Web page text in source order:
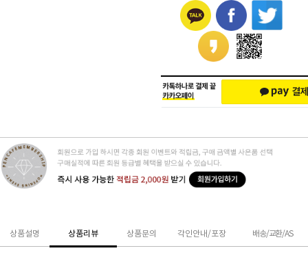
상품설명 상품리뷰 상품문의 각인안내/포장 배송/교환/AS